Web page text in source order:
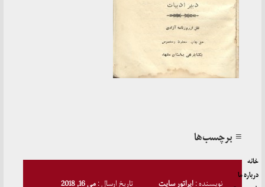
≡ برچسب‌ها
نویسنده :اپراتور سایت تاریخ ارسال :می 16, 2018
خانه
درباره ما